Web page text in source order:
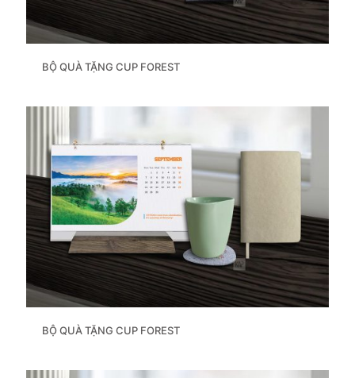
BỘ QUÀ TẶNG CUP FOREST
BỘ QUÀ TẶNG CUP FOREST